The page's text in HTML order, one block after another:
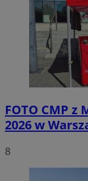
FOTO CMP z
2026 w
8